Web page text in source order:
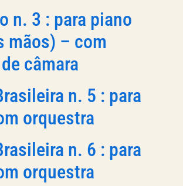
n. 3 : para piano
mãos) – com
câmara
n. 5 : para
orquestra
n. 6 : para
orquestra